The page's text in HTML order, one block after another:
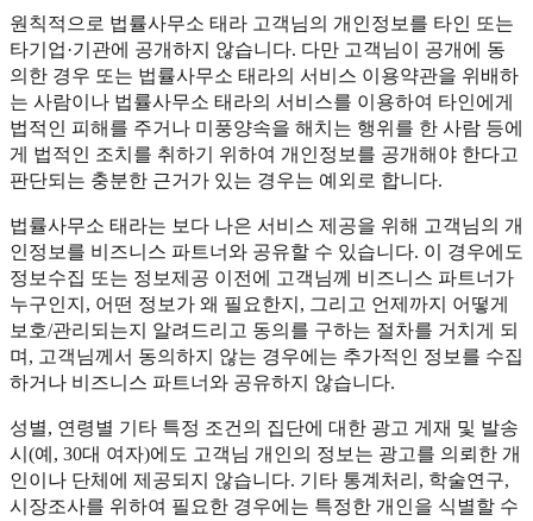
원칙적으로 법률사무소 태라 고객님의 개인정보를 타인 또는
타기업·기관에 공개하지 않습니다. 다만 고객님이 공개에 동
의한 경우 또는 법률사무소 태라의 서비스 이용약관을 위배하
는 사람이나 법률사무소 태라의 서비스를 이용하여 타인에게
법적인 피해를 주거나 미풍양속을 해치는 행위를 한 사람 등에
게 법적인 조치를 취하기 위하여 개인정보를 공개해야 한다고
판단되는 충분한 근거가 있는 경우는 예외로 합니다.
법률사무소 태라는 보다 나은 서비스 제공을 위해 고객님의 개
인정보를 비즈니스 파트너와 공유할 수 있습니다. 이 경우에도
정보수집 또는 정보제공 이전에 고객님께 비즈니스 파트너가
누구인지, 어떤 정보가 왜 필요한지, 그리고 언제까지 어떻게
보호/관리되는지 알려드리고 동의를 구하는 절차를 거치게 되
며, 고객님께서 동의하지 않는 경우에는 추가적인 정보를 수집
하거나 비즈니스 파트너와 공유하지 않습니다.
성별, 연령별 기타 특정 조건의 집단에 대한 광고 게재 및 발송
시(예, 30대 여자)에도 고객님 개인의 정보는 광고를 의뢰한 개
인이나 단체에 제공되지 않습니다. 기타 통계처리, 학술연구,
시장조사를 위하여 필요한 경우에는 특정한 개인을 식별할 수